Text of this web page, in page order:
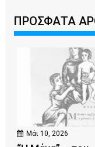
ΠΡΟΣΦΑΤΑ
Μάι 10, 2026